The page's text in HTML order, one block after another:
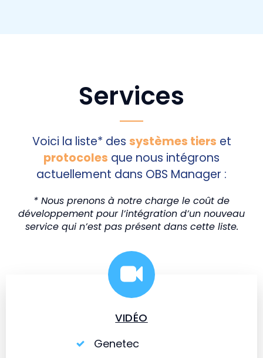
Services
Voici la liste* des systèmes tiers et
protocoles que nous intégrons
actuellement dans OBS Manager :
* Nous prenons à notre charge le coût de
développement pour l’intégration d’un nouveau
service qui n’est pas présent dans cette liste.
VIDÉO
Genetec